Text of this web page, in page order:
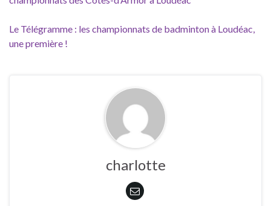
Le Télégramme : les championnats de badminton à Loudéac,
une première !
charlotte